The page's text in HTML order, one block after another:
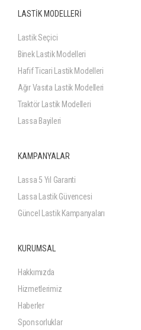
LASTİK MODELLERİ
Lastik Seçici
Binek Lastik Modelleri
Hafif Ticari Lastik Modelleri
Ağır Vasıta Lastik Modelleri
Traktör Lastik Modelleri
Lassa Bayileri
KAMPANYALAR
Lassa 5 Yıl Garanti
Lassa Lastik Güvencesi
Güncel Lastik Kampanyaları
KURUMSAL
Hakkımızda
Hizmetlerimiz
Haberler
Sponsorluklar